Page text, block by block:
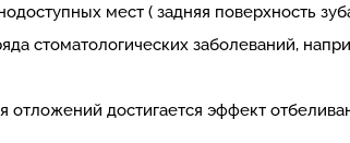
мест ( задняя поверхность
стоматологических заболеваний,
отложений достигается эффект